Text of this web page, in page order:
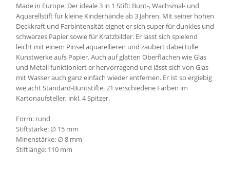
Made in Europe. Der ideale 3 in 1 Stift: Bunt-, Wachsmal- und
Aquarellstift für kleine Kinderhände ab 3 Jahren. Mit seiner hohen
Deckkraft und Farbintensität eignet er sich super für dunkles und
schwarzes Papier sowie für Kratzbilder. Er lässt sich spielend
leicht mit einem Pinsel aquarellieren und zaubert dabei tolle
Kunstwerke aufs Papier. Auch auf glatten Oberflächen wie Glas
und Metall funktioniert er hervorragend und lässt sich von Glas
mit Wasser auch ganz einfach wieder entfernen. Er ist so ergiebig
wie acht Standard-Buntstifte. 21 verschiedene Farben im
Kartonaufsteller, inkl. 4 Spitzer.
Form: rund
Stiftstärke: ∅ 15 mm
Minenstärke: ∅ 8 mm
Stiftlänge: 110 mm